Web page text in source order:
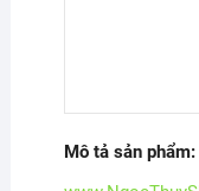
Mô tả sản phẩm: